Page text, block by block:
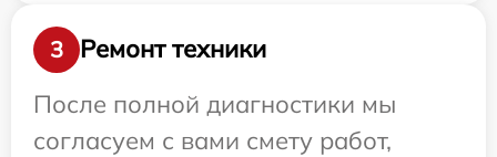
3
Ремонт техники
После полной диагностики мы
согласуем с вами смету работ,